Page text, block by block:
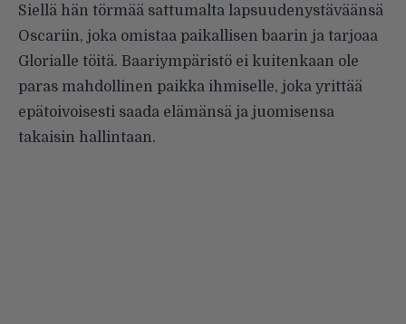
Siellä hän törmää sattumalta lapsuudenystäväänsä
Oscariin, joka omistaa paikallisen baarin ja tarjoaa
Glorialle töitä. Baariympäristö ei kuitenkaan ole
paras mahdollinen paikka ihmiselle, joka yrittää
epätoivoisesti saada elämänsä ja juomisensa
takaisin hallintaan.